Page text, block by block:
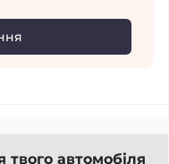
твого автомобіля